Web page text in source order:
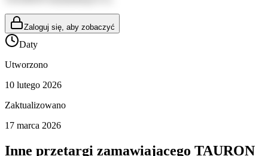
Zaloguj się, aby zobaczyć
Daty
Utworzono
10 lutego 2026
Zaktualizowano
17 marca 2026
Inne przetargi zamawiającego TAURON